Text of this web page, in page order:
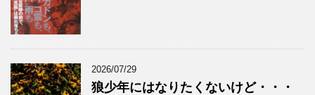
2026/07/29
狼少年にはなりたくないけど・・・